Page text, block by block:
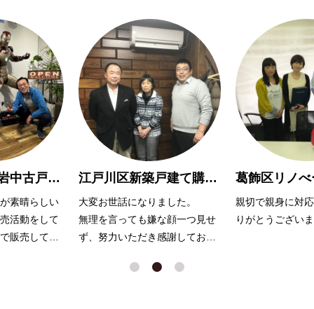
江戸川区新築戸建て購入 M様
した。
顔一つ見せ
謝しており
葛飾区リノべーションマンション購入 O様
親切で親身に対応して頂き、あ
りがとうございました！
担当営業の飯田
提案と積極的な